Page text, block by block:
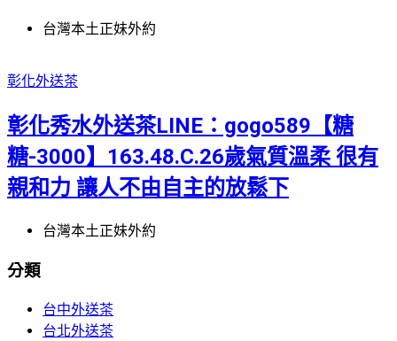
台灣本土正妹外約
彰化外送茶
彰化秀水外送茶LINE：gogo589【糖
糖-3000】163.48.C.26歲氣質溫柔 很有
親和力 讓人不由自主的放鬆下
台灣本土正妹外約
分類
台中外送茶
台北外送茶